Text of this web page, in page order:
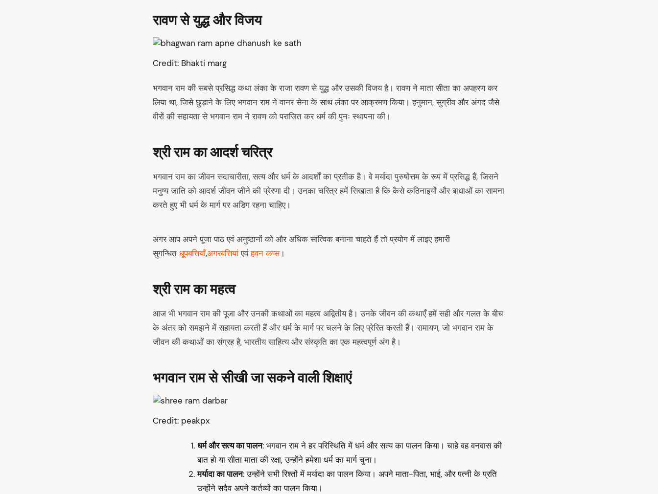
रावण से युद्ध और विजय
Credit: Bhakti marg
भगवान राम की सबसे प्रसिद्ध कथा लंका के राजा रावण से युद्ध और उसकी विजय है। रावण ने माता सीता का अपहरण कर
लिया था, जिसे छुड़ाने के लिए भगवान राम ने वानर सेना के साथ लंका पर आक्रमण किया। हनुमान, सुग्रीव और अंगद जैसे
वीरों की सहायता से भगवान राम ने रावण को पराजित कर धर्म की पुनः स्थापना की।
श्री राम का आदर्श चरित्र
भगवान राम का जीवन सदाचारीता, सत्य और धर्म के आदर्शों का प्रतीक है। वे मर्यादा पुरुषोत्तम के रूप में प्रसिद्ध हैं, जिसने
मनुष्य जाति को आदर्श जीवन जीने की प्रेरणा दी। उनका चरित्र हमें सिखाता है कि कैसे कठिनाइयों और बाधाओं का सामना
करते हुए भी धर्म के मार्ग पर अडिग रहना चाहिए।
अगर आप अपने पूजा पाठ एवं अनुष्ठानों को और अधिक सात्विक बनाना चाहते हैं तो प्रयोग में लाइए हमारी
सुगन्धित धूपबत्तियाँ,अगरबत्तियांएवंहवन कप्स।
श्री राम का महत्व
आज भी भगवान राम की पूजा और उनकी कथाओं का महत्व अद्वितीय है। उनके जीवन की कथाएँ हमें सही और गलत के बीच
के अंतर को समझने में सहायता करती हैं और धर्म के मार्ग पर चलने के लिए प्रेरित करती हैं। रामायण, जो भगवान राम के
जीवन की कथाओं का संग्रह है, भारतीय साहित्य और संस्कृति का एक महत्वपूर्ण अंग है।
भगवान राम से सीखी जा सकने वाली शिक्षाएं
Credit: peakpx
धर्म और सत्य का पालन: भगवान राम ने हर परिस्थिति में धर्म और सत्य का पालन किया। चाहे वह वनवास की
बात हो या सीता माता की रक्षा, उन्होंने हमेशा धर्म का मार्ग चुना।
मर्यादा का पालन: उन्होंने सभी रिश्तों में मर्यादा का पालन किया। अपने माता-पिता, भाई, और पत्नी के प्रति
उन्होंने सदैव अपने कर्तव्यों का पालन किया।